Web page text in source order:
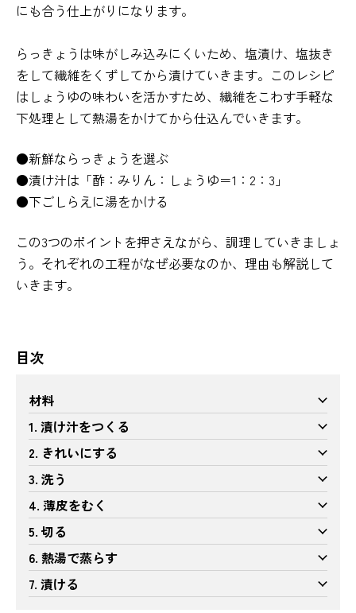
にも合う仕上がりになります。
らっきょうは味がしみ込みにくいため、塩漬け、塩抜き
をして繊維をくずしてから漬けていきます。このレシピ
はしょうゆの味わいを活かすため、繊維をこわす手軽な
下処理として熱湯をかけてから仕込んでいきます。
●新鮮ならっきょうを選ぶ
●漬け汁は「酢：みりん：しょうゆ＝1：2：3」
●下ごしらえに湯をかける
この3つのポイントを押さえながら、調理していきましょ
う。それぞれの工程がなぜ必要なのか、理由も解説して
いきます。
目次
材料
1. 漬け汁をつくる
2. きれいにする
3. 洗う
4. 薄皮をむく
5. 切る
6. 熱湯で蒸らす
7. 漬ける